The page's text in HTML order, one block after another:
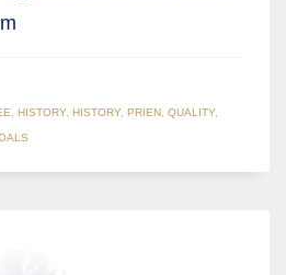
HISTORY, HISTORY, PRIEN QUALITY,